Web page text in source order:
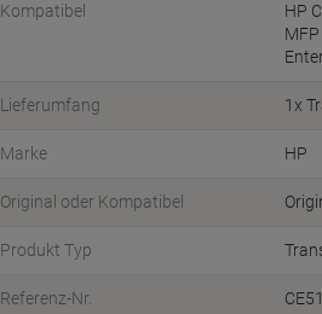
Kompatibel
HP
Lieferumfang 1x
Marke HP
Original oder Kompatibel
Produkt Typ
Referenz-Nr.